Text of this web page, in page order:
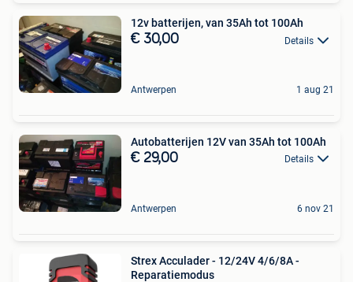
12v batterijen, van 35Ah tot 100Ah
€ 30,00 Details
Antwerpen 1 aug 21
Autobatterijen 12V van 35Ah tot 100Ah
€ 29,00 Details
Antwerpen 6 nov 21
Strex Acculader - 12/24V 4/6/8A -
Reparatiemodus